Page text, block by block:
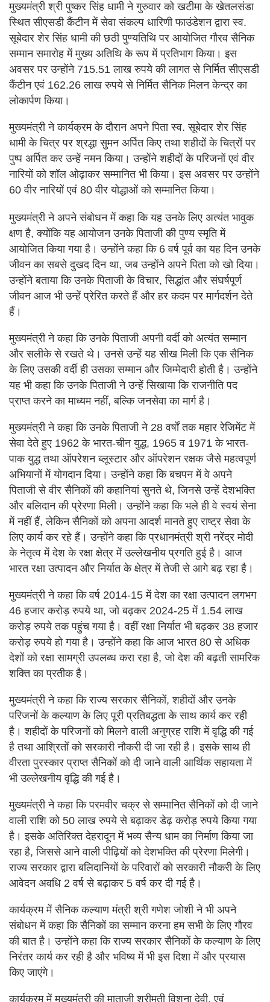
मुख्यमंत्री श्री पुष्कर सिंह धामी ने गुरुवार को खटीमा के खेतलसंडा
स्थित सीएसडी कैंटीन में सेवा संकल्प धारिणी फाउंडेशन द्वारा स्व.
सूबेदार शेर सिंह धामी की छठी पुण्यतिथि पर आयोजित गौरव सैनिक
सम्मान समारोह में मुख्य अतिथि के रूप में प्रतिभाग किया। इस
अवसर पर उन्होंने 715.51 लाख रुपये की लागत से निर्मित सीएसडी
कैंटीन एवं 162.26 लाख रुपये से निर्मित सैनिक मिलन केन्द्र का
लोकार्पण किया।
मुख्यमंत्री ने कार्यक्रम के दौरान अपने पिता स्व. सूबेदार शेर सिंह
धामी के चित्र पर श्रद्धा सुमन अर्पित किए तथा शहीदों के चित्रों पर
पुष्प अर्पित कर उन्हें नमन किया। उन्होंने शहीदों के परिजनों एवं वीर
नारियों को शॉल ओढ़ाकर सम्मानित भी किया। इस अवसर पर उन्होंने
60 वीर नारियों एवं 80 वीर योद्धाओं को सम्मानित किया।
मुख्यमंत्री ने अपने संबोधन में कहा कि यह उनके लिए अत्यंत भावुक
क्षण है, क्योंकि यह आयोजन उनके पिताजी की पुण्य स्मृति में
आयोजित किया गया है। उन्होंने कहा कि 6 वर्ष पूर्व का यह दिन उनके
जीवन का सबसे दुखद दिन था, जब उन्होंने अपने पिता को खो दिया।
उन्होंने बताया कि उनके पिताजी के विचार, सिद्धांत और संघर्षपूर्ण
जीवन आज भी उन्हें प्रेरित करते हैं और हर कदम पर मार्गदर्शन देते
हैं।
मुख्यमंत्री ने कहा कि उनके पिताजी अपनी वर्दी को अत्यंत सम्मान
और सलीके से रखते थे। उनसे उन्हें यह सीख मिली कि एक सैनिक
के लिए उसकी वर्दी ही उसका सम्मान और जिम्मेदारी होती है। उन्होंने
यह भी कहा कि उनके पिताजी ने उन्हें सिखाया कि राजनीति पद
प्राप्त करने का माध्यम नहीं, बल्कि जनसेवा का मार्ग है।
मुख्यमंत्री ने कहा कि उनके पिताजी ने 28 वर्षों तक महार रेजिमेंट में
सेवा देते हुए 1962 के भारत-चीन युद्ध, 1965 व 1971 के भारत-
पाक युद्ध तथा ऑपरेशन ब्लूस्टार और ऑपरेशन रक्षक जैसे महत्वपूर्ण
अभियानों में योगदान दिया। उन्होंने कहा कि बचपन में वे अपने
पिताजी से वीर सैनिकों की कहानियां सुनते थे, जिनसे उन्हें देशभक्ति
और बलिदान की प्रेरणा मिली। उन्होंने कहा कि भले ही वे स्वयं सेना
में नहीं हैं, लेकिन सैनिकों को अपना आदर्श मानते हुए राष्ट्र सेवा के
लिए कार्य कर रहे हैं। उन्होंने कहा कि प्रधानमंत्री श्री नरेंद्र मोदी
के नेतृत्व में देश के रक्षा क्षेत्र में उल्लेखनीय प्रगति हुई है। आज
भारत रक्षा उत्पादन और निर्यात के क्षेत्र में तेजी से आगे बढ़ रहा है।
मुख्यमंत्री ने कहा कि वर्ष 2014-15 में देश का रक्षा उत्पादन लगभग
46 हजार करोड़ रुपये था, जो बढ़कर 2024-25 में 1.54 लाख
करोड़ रुपये तक पहुंच गया है। वहीं रक्षा निर्यात भी बढ़कर 38 हजार
करोड़ रुपये हो गया है। उन्होंने कहा कि आज भारत 80 से अधिक
देशों को रक्षा सामग्री उपलब्ध करा रहा है, जो देश की बढ़ती सामरिक
शक्ति का प्रतीक है।
मुख्यमंत्री ने कहा कि राज्य सरकार सैनिकों, शहीदों और उनके
परिजनों के कल्याण के लिए पूरी प्रतिबद्धता के साथ कार्य कर रही
है। शहीदों के परिजनों को मिलने वाली अनुग्रह राशि में वृद्धि की गई
है तथा आश्रितों को सरकारी नौकरी दी जा रही है। इसके साथ ही
वीरता पुरस्कार प्राप्त सैनिकों को दी जाने वाली आर्थिक सहायता में
भी उल्लेखनीय वृद्धि की गई है।
मुख्यमंत्री ने कहा कि परमवीर चक्र से सम्मानित सैनिकों को दी जाने
वाली राशि को 50 लाख रुपये से बढ़ाकर डेढ़ करोड़ रुपये किया गया
है। इसके अतिरिक्त देहरादून में भव्य सैन्य धाम का निर्माण किया जा
रहा है, जिससे आने वाली पीढ़ियों को देशभक्ति की प्रेरणा मिलेगी।
राज्य सरकार द्वारा बलिदानियों के परिवारों को सरकारी नौकरी के लिए
आवेदन अवधि 2 वर्ष से बढ़ाकर 5 वर्ष कर दी गई है।
कार्यक्रम में सैनिक कल्याण मंत्री श्री गणेश जोशी ने भी अपने
संबोधन में कहा कि सैनिकों का सम्मान करना हम सभी के लिए गौरव
की बात है। उन्होंने कहा कि राज्य सरकार सैनिकों के कल्याण के लिए
निरंतर कार्य कर रही है और भविष्य में भी इस दिशा में और प्रयास
किए जाएंगे।
कार्यक्रम में मुख्यमंत्री की माताजी श्रीमती विशना देवी, एवं